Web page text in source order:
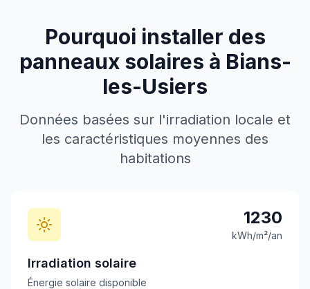
Pourquoi installer des
panneaux solaires à Bians-
les-Usiers
Données basées sur l'irradiation locale et
les caractéristiques moyennes des
habitations
1230
kWh/m²/an
Irradiation solaire
Énergie solaire disponible